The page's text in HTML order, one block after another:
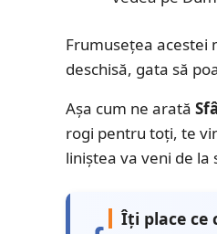
Frumusețea acestei
deschisă, gata să
Așa cum ne arată
rogi pentru toți, te
liniștea va veni de la
Îți place ce